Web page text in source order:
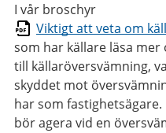
I vår broschyr
Viktigt att veta om
som har källare läsa
till källaröversvämning,
skyddet mot
har som
bör agera vid en